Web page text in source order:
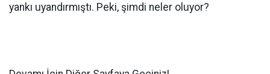
yankı uyandırmıştı. Peki, şimdi neler oluyor?